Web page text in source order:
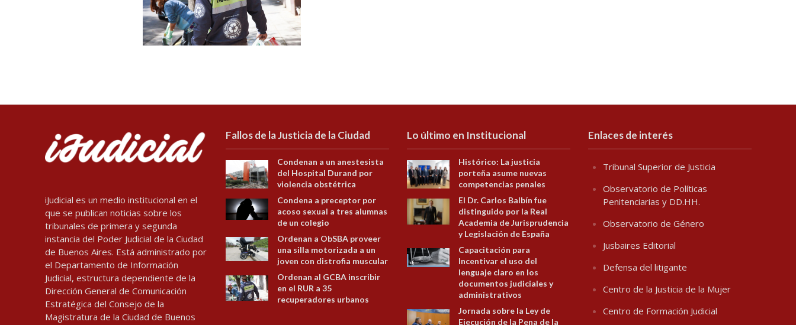
iJudicial es un medio institucional en el
que se publican noticias sobre los
tribunales de primera y segunda
instancia del Poder Judicial de la Ciudad
de Buenos Aires. Está administrado por
el Departamento de Información
Judicial, estructura dependiente de la
Dirección General de Comunicación
Estratégica del Consejo de la
Magistratura de la Ciudad de Buenos
Fallos de la Justicia de la Ciudad
Condenan a un anestesista
del Hospital Durand por
violencia obstétrica
Condena a preceptor por
acoso sexual a tres alumnas
de un colegio
Ordenan a ObSBA proveer
una silla motorizada a un
joven con distrofia muscular
Ordenan al GCBA inscribir
en el RUR a 35
recuperadores urbanos
Lo último en Institucional
Histórico: La justicia
porteña asume nuevas
competencias penales
El Dr. Carlos Balbín fue
distinguido por la Real
Academia de Jurisprudencia
y Legislación de España
Capacitación para
Incentivar el uso del
lenguaje claro en los
documentos judiciales y
administrativos
Jornada sobre la Ley de
Ejecución de la Pena de la
Enlaces de interés
Tribunal Superior de Justicia
Observatorio de Políticas
Penitenciarias y DD.HH.
Observatorio de Género
Jusbaires Editorial
Defensa del litigante
Centro de la Justicia de la Mujer
Centro de Formación Judicial